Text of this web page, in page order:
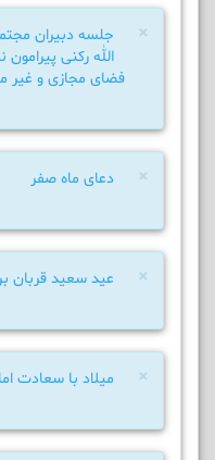
×
جلسه دبیران
الله رکنی
فضای مجازی و غیر
× دعای ماه صفر
× عید سعید قربان
× میلاد با سعادت